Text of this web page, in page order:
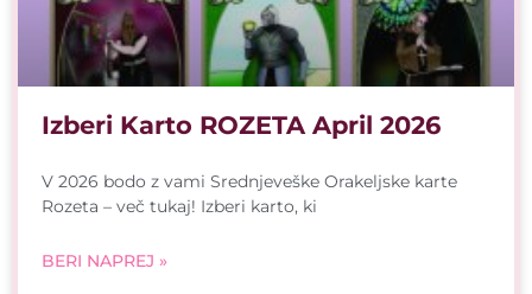
Izberi Karto ROZETA April 2026
V 2026 bodo z vami Srednjeveške Orakeljske karte
Rozeta – več tukaj! Izberi karto, ki
BERI NAPREJ »